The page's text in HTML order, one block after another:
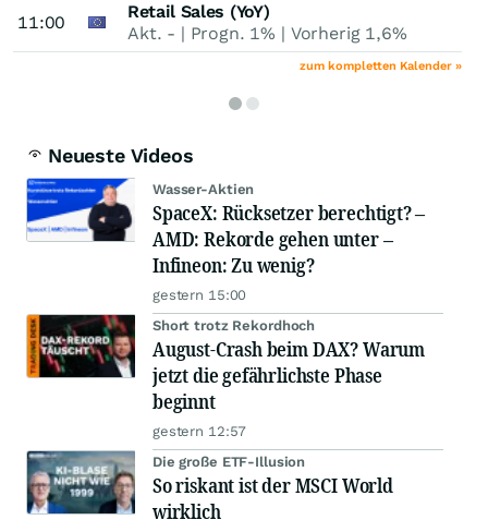
11:00
Retail Sales (YoY)
Akt. - | Progn. 1% | Vorherig 1,6%
zum kompletten Kalender »
Neueste Videos
Wasser-Aktien
SpaceX: Rücksetzer berechtigt? –
AMD: Rekorde gehen unter –
Infineon: Zu wenig?
gestern 15:00
Short trotz Rekordhoch
August-Crash beim DAX? Warum
jetzt die gefährlichste Phase
beginnt
gestern 12:57
Die große ETF-Illusion
So riskant ist der MSCI World
wirklich